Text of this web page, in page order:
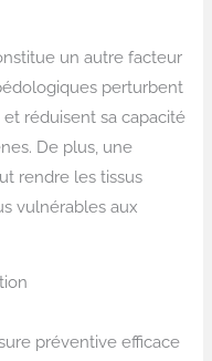
un autre facteur
perturbent
réduisent sa capacité
De plus, une
rendre les tissus
vulnérables aux
préventive efficace